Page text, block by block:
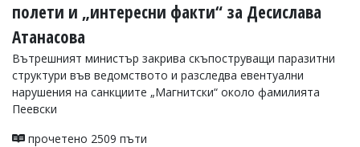
полети и „интересни факти“ за Десислава
Атанасова
Вътрешният министър закрива скъпоструващи паразитни
структури във ведомството и разследва евентуални
нарушения на санкциите „Магнитски“ около фамилията
Пеевски
прочетено 2509 пъти